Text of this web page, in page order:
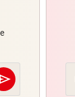
send
Abschicken